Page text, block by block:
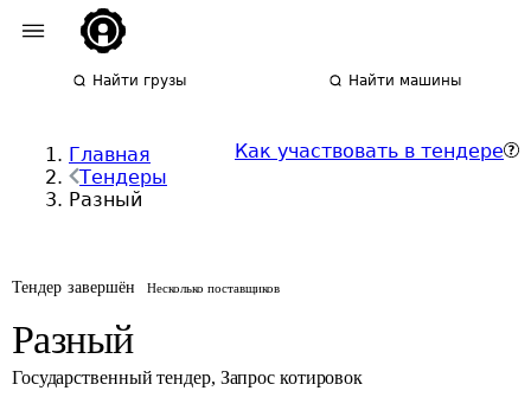
Найти грузы Найти машины
Главная
Тендеры
Разный
Как участвовать в тендере
Тендер завершён Несколько поставщиков
Разный
Государственный тендер, Запрос котировок